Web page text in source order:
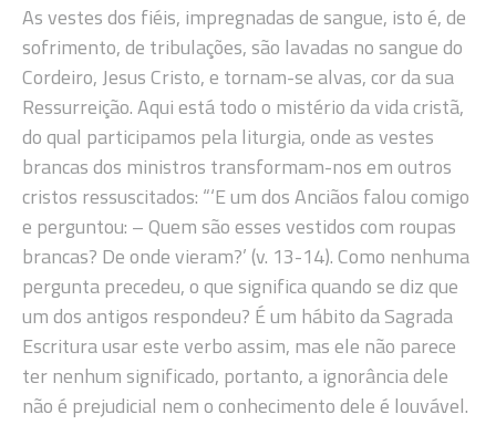
As vestes dos fiéis, impregnadas de sangue, isto é, de
sofrimento, de tribulações, são lavadas no sangue do
Cordeiro, Jesus Cristo, e tornam-se alvas, cor da sua
Ressurreição. Aqui está todo o mistério da vida cristã,
do qual participamos pela liturgia, onde as vestes
brancas dos ministros transformam-nos em outros
cristos ressuscitados: “‘E um dos Anciãos falou comigo
e perguntou: – Quem são esses vestidos com roupas
brancas? De onde vieram?’ (v. 13-14). Como nenhuma
pergunta precedeu, o que significa quando se diz que
um dos antigos respondeu? É um hábito da Sagrada
Escritura usar este verbo assim, mas ele não parece
ter nenhum significado, portanto, a ignorância dele
não é prejudicial nem o conhecimento dele é louvável.